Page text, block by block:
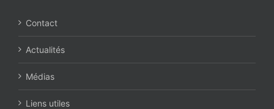
Contact
Actualités
Médias
Liens utiles